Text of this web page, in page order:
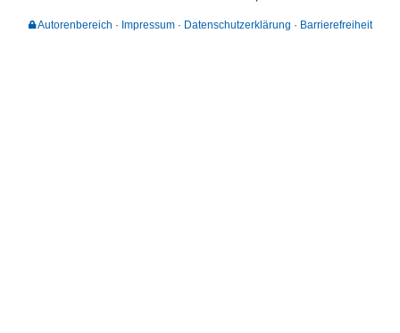
Autorenbereich Impressum Datenschutzerklärung Barrierefreiheit